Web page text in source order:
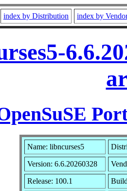
index by Distribution index by
Name: libncurses5
Version: 6.6.20260328
Release: 100.1